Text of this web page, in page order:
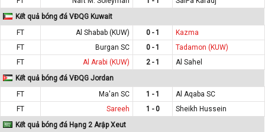
Kết quả bóng đá VĐQG Kuwait
FT
Al Shabab (KUW) 0 - 1
Kazma
FT
Burgan SC 0 - 1
Tadamon (KUW)
FT
Al Arabi (KUW) 2 - 1
Al Sahel
Kết quả bóng đá VĐQG Jordan
FT
Ma'an SC 1 - 1
Al Aqaba SC
FT
Sareeh 1 - 0
Sheikh Hussein
Kết quả bóng đá Hạng 2 Arập Xeut